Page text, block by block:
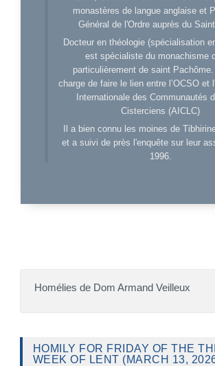
monastères de langue anglaise et
Général de l'Ordre auprès du
Docteur en théologie (spécialisation
est spécialiste du monachisme
particulièrement de saint
charge de faire le lien entre l’OCSO et
Internationale des Communautés
Cisterciens (AICLC)
Il a bien connu les moines de
et a suivi de près l'enquête sur leur
1996.
Homélies de Dom Armand Veilleux
HOMILY FOR FRIDAY OF THE
WEEK OF LENT (MARCH 13,